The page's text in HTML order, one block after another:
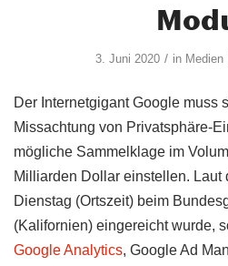
3. Juni 2020 / in Medien
Der Internetgigant Google muss
Missachtung von Privatsphäre-
mögliche Sammelklage im
Milliarden Dollar einstellen. Laut
Dienstag (Ortszeit) beim
(Kalifornien) eingereicht wurde,
Google Analytics, Google Ad